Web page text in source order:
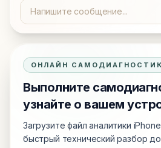
ОНЛАЙН
Выполните
узнайте о вашем
Загрузите файл аналитики
быстрый технический разбор